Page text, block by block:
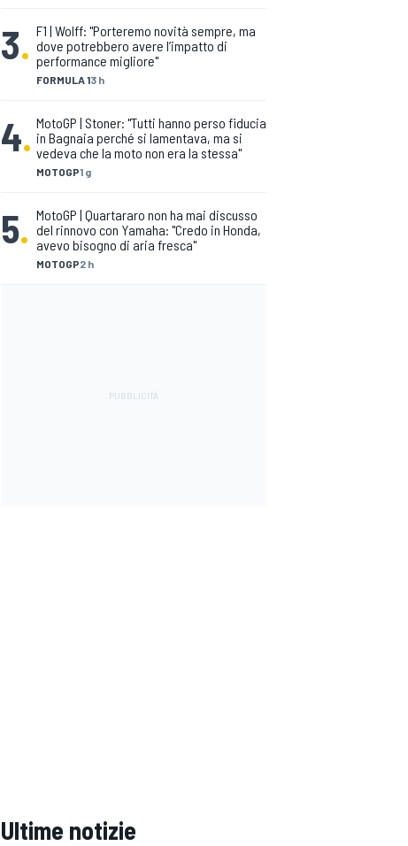
3.
FORMULA 13 h
F1 | Wolff: "Porteremo novità sempre, ma
dove potrebbero avere l’impatto di
performance migliore"
4.
MOTOGP1 g
MotoGP | Stoner: "Tutti hanno perso fiducia
in Bagnaia perché si lamentava, ma si
vedeva che la moto non era la stessa"
5.
MOTOGP2 h
MotoGP | Quartararo non ha mai discusso
del rinnovo con Yamaha: "Credo in Honda,
avevo bisogno di aria fresca"
Ultime notizie